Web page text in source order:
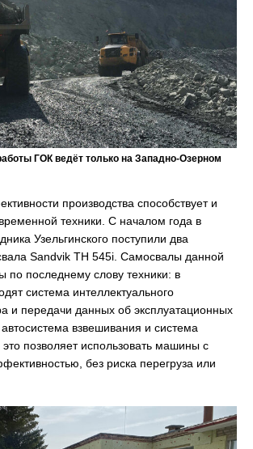
ГОК ведёт только на Западно-Озерном
производства способствует и
техники. С началом года в
Узельгинского поступили два
Sandvik TH 545i. Самосвалы данной
последнему слову техники: в
система интеллектуального
и передачи данных об эксплуатационных
автосистема взвешивания и система
позволяет использовать машины с
без риска перегруза или